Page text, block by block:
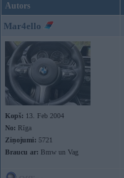
Autors
Mar4ello
Kopš: 13. Feb 2004
No: Rīga
Ziņojumi: 5721
Braucu ar: Bmw un Vag